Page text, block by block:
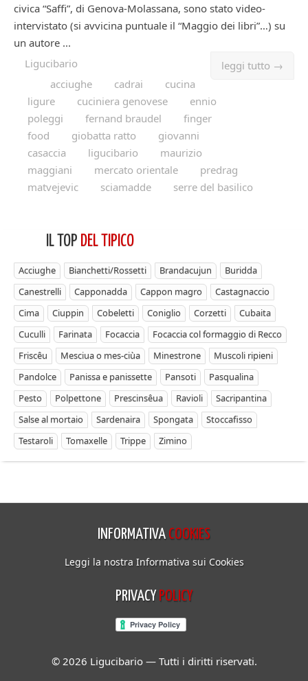
civica “Saffi”, di Genova-Molassana, sono stato video-
intervistato (si avvicina puntuale il “Maggio dei libri”…) su
un autore ...
leggi tutto →
Ligucibario
acciughe
cadrai
cucina
ligure
cuciniera genovese
ennio
poleggi
fernand braudel
finger
food
giobatta ratto
giovanni
casaccia
ligucibario
maurizio
maggiani
mercato orientale
predrag
matvejevic
sciamadde serre del basilico
IL TOP DEL TIPICO
Acciughe Bianchetti/Rossetti Brandacujun
Buridda
Canestrelli
Capponadda Cappon magro
Castagnaccio
Cima
Ciuppin Cobeletti Coniglio Corzetti
Cubaita
Cuculli
Farinata Focaccia
Focaccia col formaggio di Recco
Friscêu
Mesciua o mes-ciùa Minestrone
Muscoli ripieni
Pandolce
Panissa e panissette Pansoti
Pasqualina
Pesto
Polpettone Prescinsêua Ravioli
Sacripantina
Salse al mortaio
Sardenaira Spongata
Stoccafisso
Testaroli
Tomaxelle Trippe Zimino
INFORMATIVA COOKIES
Leggi la nostra Informativa sui Cookies
PRIVACY POLICY
© 2026 Ligucibario — Tutti i diritti riservati.